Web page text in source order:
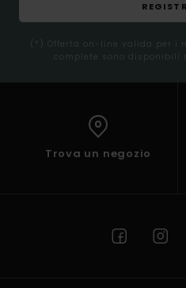
(*) Offerta on-line valida per i
complete sono disponibili
Trova un negozio